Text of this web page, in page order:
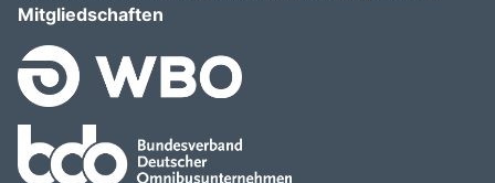
Mitgliedschaften